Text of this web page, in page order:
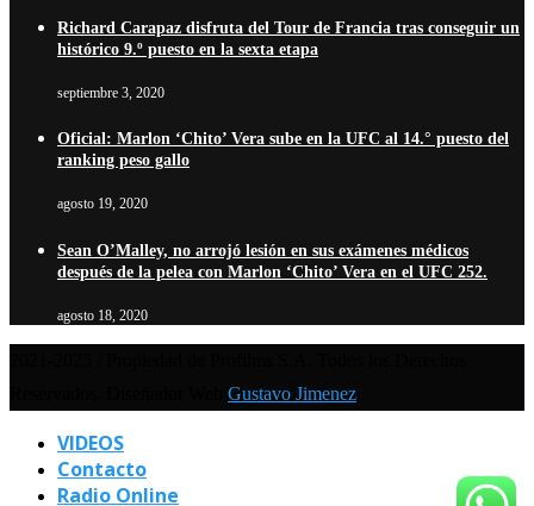
Richard Carapaz disfruta del Tour de Francia tras conseguir un
histórico 9.º puesto en la sexta etapa
septiembre 3, 2020
Oficial: Marlon ‘Chito’ Vera sube en la UFC al 14.° puesto del
ranking peso gallo
agosto 19, 2020
Sean O’Malley, no arrojó lesión en sus exámenes médicos
después de la pelea con Marlon ‘Chito’ Vera en el UFC 252.
agosto 18, 2020
Gustavo Jimenez
VIDEOS
Contacto
Radio Online